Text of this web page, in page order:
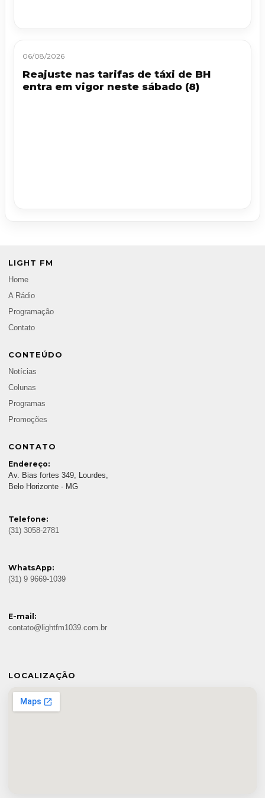
06/08/2026
Reajuste nas tarifas de táxi de BH
entra em vigor neste sábado (8)
LIGHT FM
Home
A Rádio
Programação
Contato
CONTEÚDO
Notícias
Colunas
Programas
Promoções
CONTATO
Endereço:
Av. Bias fortes 349, Lourdes,
Belo Horizonte - MG
Telefone:
(31) 3058-2781
WhatsApp:
(31) 9 9669-1039
E-mail:
contato@lightfm1039.com.br
LOCALIZAÇÃO